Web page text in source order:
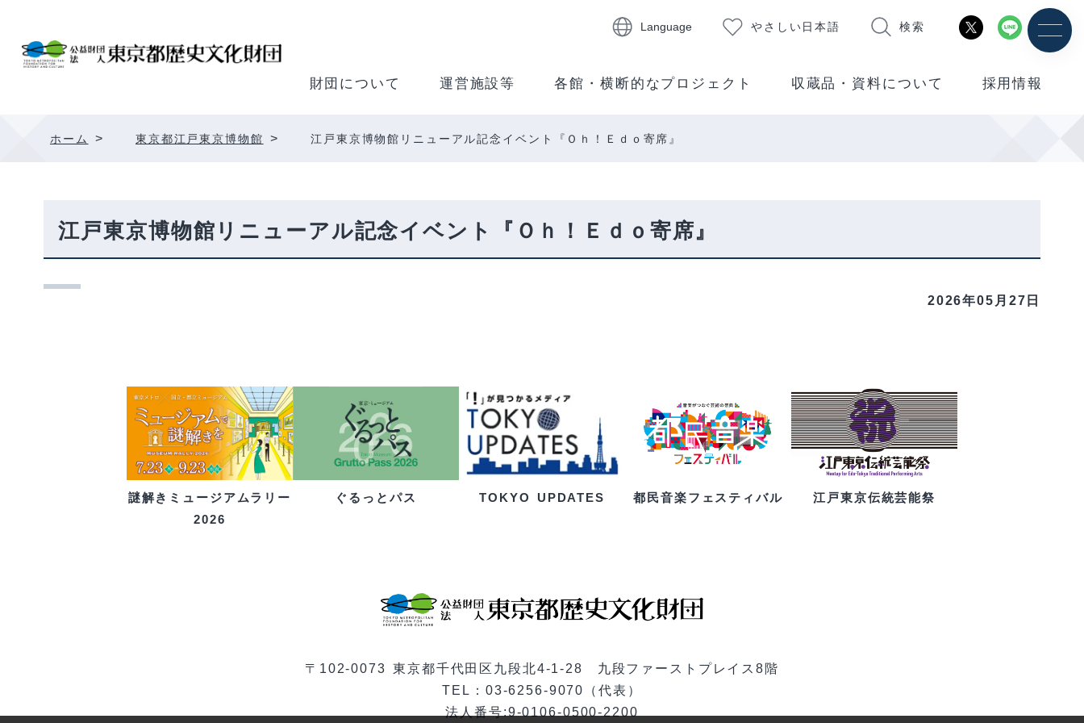
Language やさしい日本語 検索
財団について 運営施設等 各館・横断的なプロジェクト 収蔵品・資料について 採用情報
ホーム > 東京都江戸東京博物館 > 江戸東京博物館リニューアル記念イベント『Ｏｈ！Ｅｄｏ寄席』
江戸東京博物館リニューアル記念イベント『Ｏｈ！Ｅｄｏ寄席』
2026年05月27日
謎解きミュージアムラリー
2026
ぐるっとパス TOKYO UPDATES 都民音楽フェスティバル 江戸東京伝統芸能祭
〒102-0073 東京都千代田区九段北4-1-28 九段ファーストプレイス8階
TEL：03-6256-9070（代表）
法人番号:9-0106-0500-2200